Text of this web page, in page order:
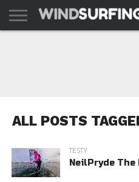
ALL POSTS
TESTY
NeilPryde The